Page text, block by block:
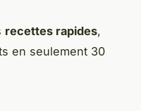
recettes rapides,
en seulement 30